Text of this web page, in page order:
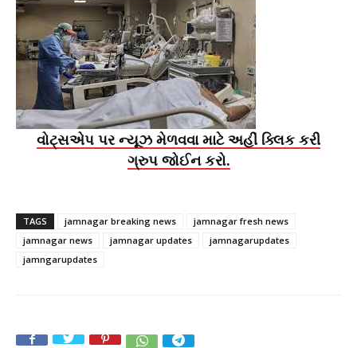
વોટ્સએપ પર ન્યૂઝ મેળવવા માટે અહીં ક્લિક કરી
ગ્રુપ જોઈન કરો.
TAGS jamnagar breaking news
jamnagar fresh news
jamnagar news
jamnagar updates
jamnagarupdates
jamngarupdates